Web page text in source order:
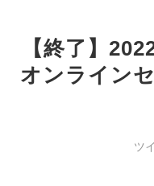
【終了】
オンライン
ツ